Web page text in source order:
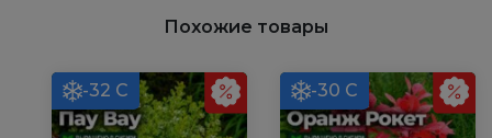
Похожие товары
-32 С -30 С